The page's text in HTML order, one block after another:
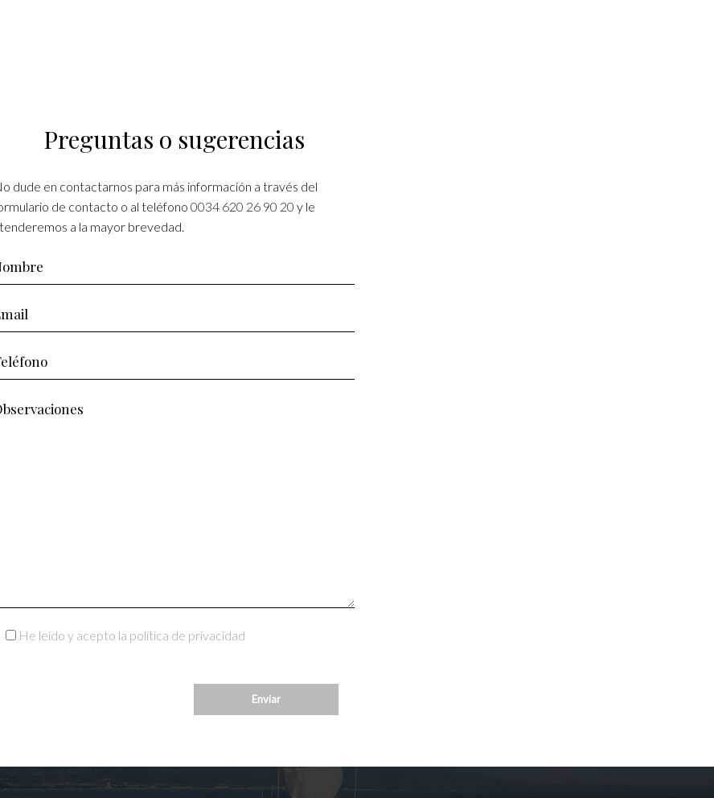
Preguntas o sugerencias
dude en contactarnos para más información a través del
de contacto o al teléfono 0034 620 26 90 20 y le
a la mayor brevedad.
He leído y acepto la política de privacidad